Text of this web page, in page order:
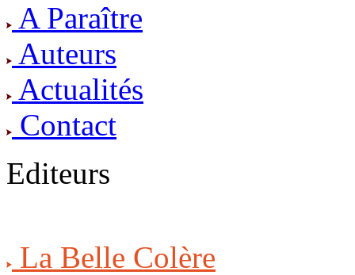
A Paraître
Auteurs
Actualités
Contact
Editeurs
La Belle Colère